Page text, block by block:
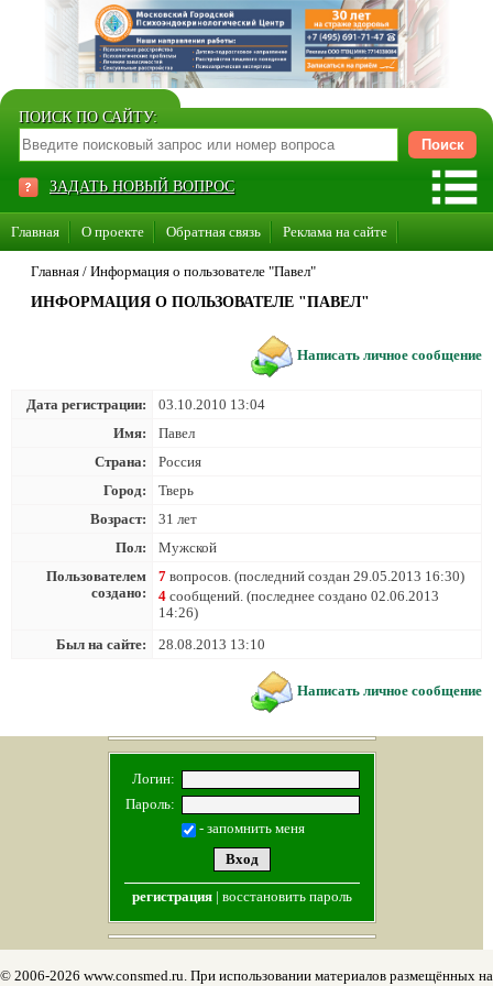
ПОИСК ПО САЙТУ:
ЗАДАТЬ НОВЫЙ ВОПРОС
Главная О проекте Обратная связь Реклама на сайте
Стать консультантом нашего сайта
Суперакция «Каждому врачу свой сайт»
Главная / Информация о пользователе "Павел"
ИНФОРМАЦИЯ О ПОЛЬЗОВАТЕЛЕ "ПАВЕЛ"
Написать личное сообщение
Дата регистрации:
03.10.2010 13:04
Имя:
Павел
Страна:
Россия
Город:
Тверь
Возраст:
31 лет
Пол:
Мужской
Пользователем
создано:
7 вопросов. (последний создан 29.05.2013 16:30)
4 сообщений. (последнее создано 02.06.2013
14:26)
Был на сайте:
28.08.2013 13:10
Написать личное сообщение
Логин:
Пароль:
- запомнить меня
регистрация| восстановить пароль
© 2006-2026 www.consmed.ru. При использовании материалов размещённых на